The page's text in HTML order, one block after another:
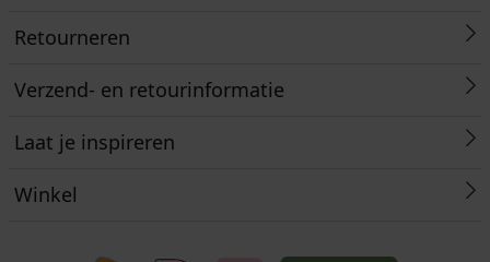
Retourneren
Verzend- en retourinformatie
Laat je inspireren
Winkel